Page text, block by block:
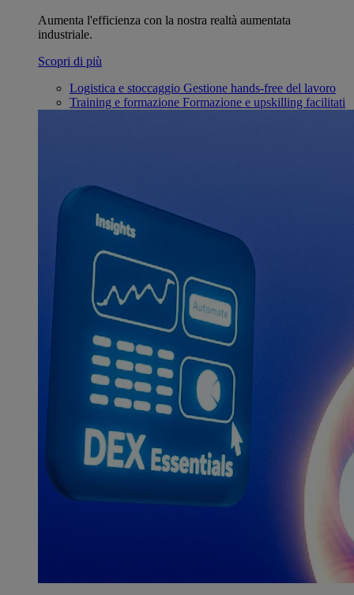
Aumenta l'efficienza con la nostra realtà aumentata
industriale.
Scopri di più
Logistica e stoccaggio Gestione hands-free del lavoro
Training e formazione Formazione e upskilling facilitati